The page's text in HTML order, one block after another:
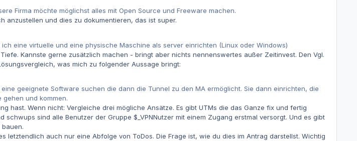
Firma möchte möglichst alles mit Open Source und Freeware machen.
anzustellen und dies zu dokumentieren, das ist super.
eine virtuelle und eine physische Maschine als server einrichten (Linux oder Windows)
Kannste gerne zusätzlich machen - bringt aber nichts nennenswertes außer Zeitinvest. Den Vgl.
was mich zu folgender Aussage bringt:
geeignete Software suchen die dann die Tunnel zu den MA ermöglicht. Sie dann einrichten, die
und kommen.
hast. Wenn nicht: Vergleiche drei mögliche Ansätze. Es gibt UTMs die das Ganze fix und fertig
schwups sind alle Benutzer der Gruppe $_VPNNutzer mit einem Zugang erstmal versorgt. Und es gibt
letztendlich auch nur eine Abfolge von ToDos. Die Frage ist, wie du dies im Antrag darstellst. Wichtig